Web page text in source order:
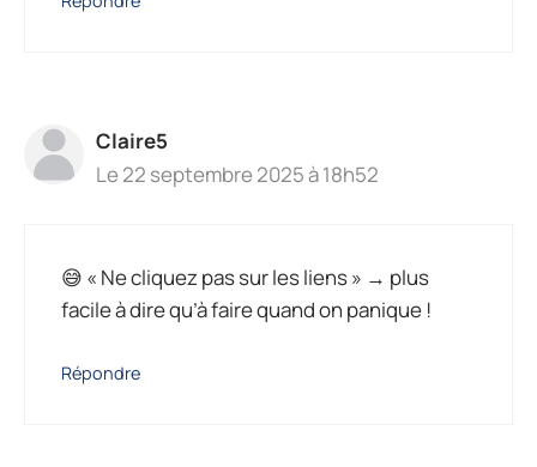
Claire5
Le 22 septembre 2025 à 18h52
😅 « Ne cliquez pas sur les liens » → plus
facile à dire qu’à faire quand on panique !
Répondre